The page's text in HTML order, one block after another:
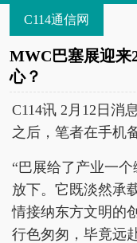
C114通信网
MWC巴塞展迎来
心？
C114讯 2月12日消
之后，笔者在手机
“巴展给了产业一
放下。它既淡然承
情接纳东方文明的
行色匆匆，毕竟远